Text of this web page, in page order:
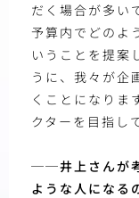
だく場合が多い
予算内でどのよ
いうことを提案
うに、我々が企
くことになりま
クターを目指し
──井上さんが
ような人になる